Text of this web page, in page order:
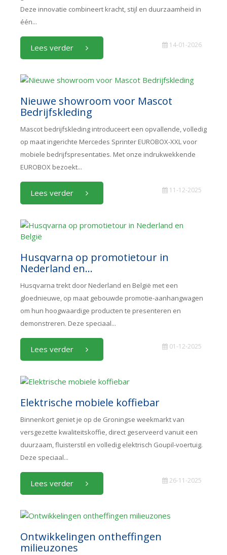
Deze innovatie combineert kracht, stijl en duurzaamheid in
één...
Lees verder 14-01-2026
Nieuwe showroom voor Mascot
Bedrijfskleding
Mascot bedrijfskleding introduceert een opvallende, volledig
op maat ingerichte Mercedes Sprinter EUROBOX-XXL voor
mobiele bedrijfspresentaties. Met onze indrukwekkende
EUROBOX bezoekt...
Lees verder 11-12-2025
Husqvarna op promotietour in
Nederland en...
Husqvarna trekt door Nederland en België met een
gloednieuwe, op maat gebouwde promotie-aanhangwagen
om hun hoogwaardige producten te presenteren en
demonstreren. Deze speciaal...
Lees verder 01-12-2025
Elektrische mobiele koffiebar
Binnenkort geniet je op de Groningse weekmarkt van
versgezette kwaliteitskoffie, direct geserveerd vanuit een
duurzaam, fluisterstil en volledig elektrisch Goupil-voertuig.
Deze speciaal...
Lees verder 26-11-2025
Ontwikkelingen ontheffingen
milieuzones